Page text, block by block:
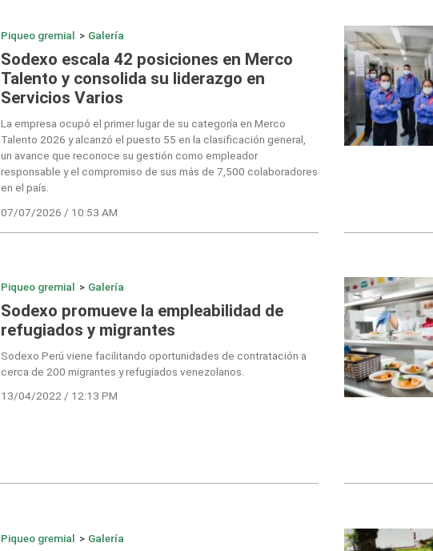
Piqueo gremial > Galería
Sodexo escala 42 posiciones en Merco
Talento y consolida su liderazgo en
Servicios Varios
La empresa ocupó el primer lugar de su categoría en Merco
Talento 2026 y alcanzó el puesto 55 en la clasificación general,
un avance que reconoce su gestión como empleador
responsable y el compromiso de sus más de 7,500 colaboradores
en el país.
07/07/2026 / 10:53 AM
Piqueo gremial > Galería
Sodexo promueve la empleabilidad de
refugiados y migrantes
Sodexo Perú viene facilitando oportunidades de contratación a
cerca de 200 migrantes y refugiados venezolanos.
13/04/2022 / 12:13 PM
Piqueo gremial > Galería